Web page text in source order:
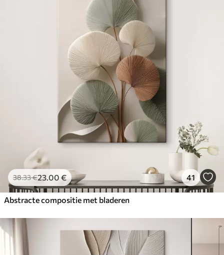
38.33€23.00 € 41
Abstracte compositie met bladeren